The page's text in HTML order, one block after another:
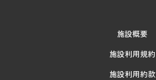
施設概要
施設利用規約
施設利用約款